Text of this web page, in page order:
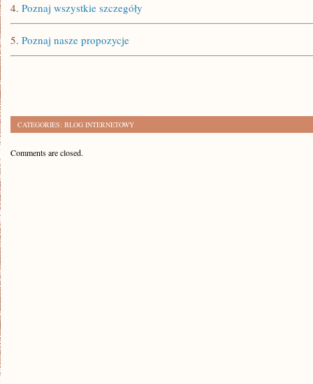
4. Poznaj wszystkie szczegóły
5. Poznaj nasze propozycje
CATEGORIES: BLOG INTERNETOWY
Comments are closed.